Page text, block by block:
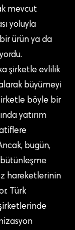
mevcut
yoluyla
ürün ya da
şirketle evlilik
büyümeyi
böyle bir
yatırım
bugün,
bütünleşme
hareketlerinin
Türk